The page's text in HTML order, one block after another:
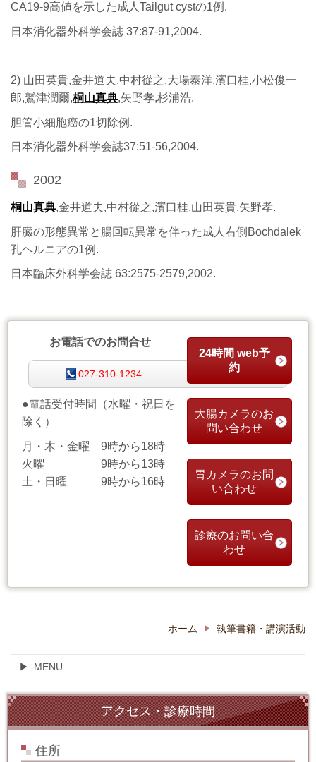
CA19-9高値を示した成人Tailgut cystの1例.
日本消化器外科学会誌 37:87-91,2004.
2) 山田英貴,金井道夫,中村從之,大場泰洋,濱口桂,小松俊一
郎,鷲津潤爾,桐山真典,矢野孝,杉浦浩.
胆管小細胞癌の1切除例.
日本消化器外科学会誌37:51-56,2004.
2002
桐山真典,金井道夫,中村從之,濱口桂,山田英貴,矢野孝.
肝臓の形態異常と腸回転異常を伴った成人右側Bochdalek
孔ヘルニアの1例.
日本臨床外科学会誌 63:2575-2579,2002.
24時間 web予
約
大腸カメラのお
問い合わせ
胃カメラのお問
い合わせ
診療のお問い合
わせ
お電話でのお問合せ
027-310-1234
●電話受付時間 （水曜・祝日を
除く）
月・木・金曜 9時から18時
火曜 9時から13時
土・日曜 9時から16時
ホーム 執筆書籍・講演活動
MENU
アクセス・診療時間
住所